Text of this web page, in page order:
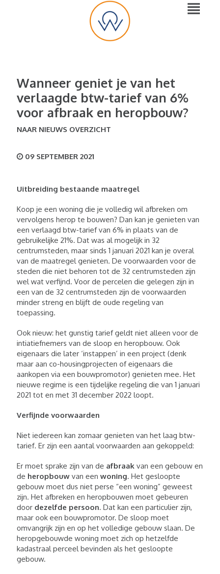
Wanneer geniet je van het
verlaagde btw-tarief van 6%
voor afbraak en heropbouw?
NAAR NIEUWS OVERZICHT
09 SEPTEMBER 2021
Uitbreiding bestaande maatregel
Koop je een woning die je volledig wil afbreken om
vervolgens herop te bouwen? Dan kan je genieten van
een verlaagd btw-tarief van 6% in plaats van de
gebruikelijke 21%. Dat was al mogelijk in 32
centrumsteden, maar sinds 1 januari 2021 kan je overal
van de maatregel genieten. De voorwaarden voor de
steden die niet behoren tot de 32 centrumsteden zijn
wel wat verfijnd. Voor de percelen die gelegen zijn in
een van de 32 centrumsteden zijn de voorwaarden
minder streng en blijft de oude regeling van
toepassing.
Ook nieuw: het gunstig tarief geldt niet alleen voor de
intiatiefnemers van de sloop en heropbouw. Ook
eigenaars die later ‘instappen’ in een project (denk
maar aan co-housingprojecten of eigenaars die
aankopen via een bouwpromotor) genieten mee. Het
nieuwe regime is een tijdelijke regeling die van 1 januari
2021 tot en met 31 december 2022 loopt.
Verfijnde voorwaarden
Niet iedereen kan zomaar genieten van het laag btw-
tarief. Er zijn een aantal voorwaarden aan gekoppeld:
Er moet sprake zijn van de afbraakvan een gebouw en
de heropbouwvan een woning. Het gesloopte
gebouw moet dus niet perse “een woning” geweest
zijn. Het afbreken en heropbouwen moet gebeuren
door dezelfde persoon. Dat kan een particulier zijn,
maar ook een bouwpromotor. De sloop moet
omvangrijk zijn en op het volledige gebouw slaan. De
heropgebouwde woning moet zich op hetzelfde
kadastraal perceel bevinden als het gesloopte
gebouw.